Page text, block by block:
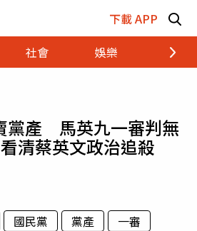
下載 APP
社會 娛樂 財經
黨產 馬英九一審判無
清蔡英文政治追殺
國民黨 黨產
一審